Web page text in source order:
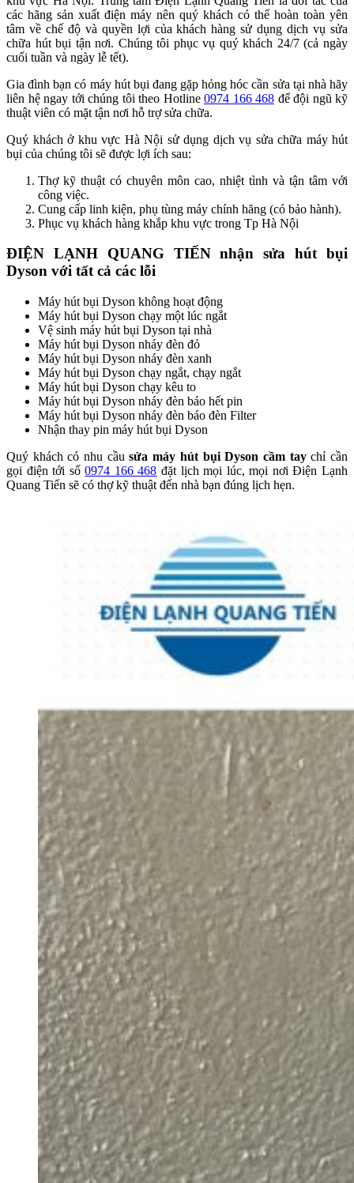
các hãng sản xuất điện máy nên quý khách có thể hoàn toàn yên
tâm về chế độ và quyền lợi của khách hàng sử dụng dịch vụ sửa
chữa hút bụi tận nơi. Chúng tôi phục vụ quý khách 24/7 (cả ngày
cuối tuần và ngày lễ tết).
Gia đình bạn có máy hút bụi đang gặp hỏng hóc cần sửa tại nhà hãy
liên hệ ngay tới chúng tôi theo Hotline 0974 166 468 để đội ngũ kỹ
thuật viên có mặt tận nơi hỗ trợ sửa chữa.
Quý khách ở khu vực Hà Nội sử dụng dịch vụ sửa chữa máy hút
bụi của chúng tôi sẽ được lợi ích sau:
Thợ kỹ thuật có chuyên môn cao, nhiệt tình và tận tâm với
công việc.
Cung cấp linh kiện, phụ tùng máy chính hãng (có bảo hành).
Phục vụ khách hàng khắp khu vực trong Tp Hà Nội
ĐIỆN LẠNH QUANG TIẾN nhận sửa hút bụi
Dyson với tất cả các lỗi
Máy hút bụi Dyson không hoạt động
Máy hút bụi Dyson chạy một lúc ngắt
Vệ sinh máy hút bụi Dyson tại nhà
Máy hút bụi Dyson nháy đèn đỏ
Máy hút bụi Dyson nháy đèn xanh
Máy hút bụi Dyson chạy ngắt, chạy ngắt
Máy hút bụi Dyson chạy kêu to
Máy hút bụi Dyson nháy đèn báo hết pin
Máy hút bụi Dyson nháy đèn báo đèn Filter
Nhận thay pin máy hút bụi Dyson
Quý khách có nhu cầusửa máy hút bụi Dyson cầm taychỉ cần
gọi điện tới số0974 166 468 đặt lịch mọi lúc, mọi nơi Điện Lạnh
Quang Tiến sẽ có thợ kỹ thuật đến nhà bạn đúng lịch hẹn.